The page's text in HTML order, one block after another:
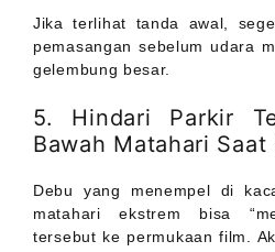
Jika terlihat tanda awal,
pemasangan sebelum udara
gelembung besar.
5. Hindari Parkir
Bawah Matahari Saat
Debu yang menempel di
matahari ekstrem bisa
tersebut ke permukaan film.